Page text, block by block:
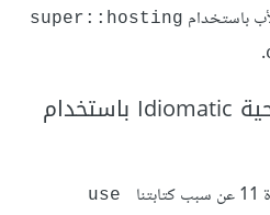
باستخدام super::hosting
.
إنشاء مسارات اصطلاحية Idiomatic باستخدام
use